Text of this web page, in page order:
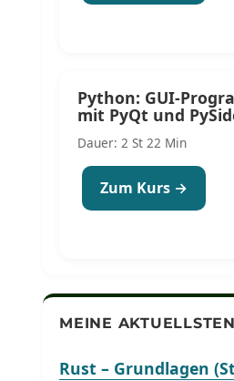
Python: GUI-
mit PyQt und
Dauer: 2 St 22 Min
Zum Kurs →
MEINE
Rust – Grundlagen